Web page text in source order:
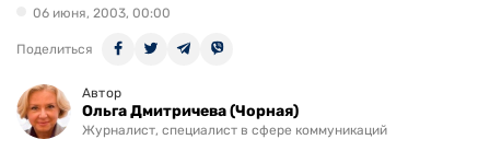
06 июня, 2003, 00:00
Поделиться
Автор
Ольга Дмитричева (Чорная)
Журналист, специалист в сфере коммуникаций